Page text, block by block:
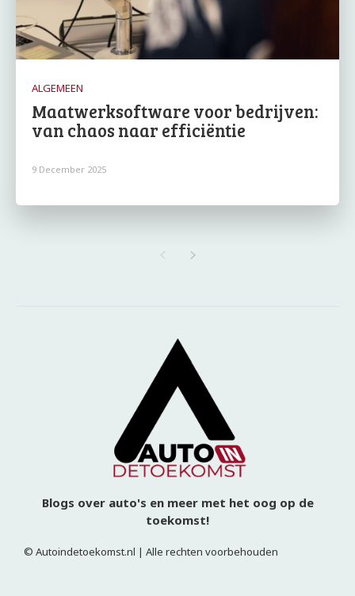
Blogs over auto's en meer met het oog op de
toekomst!
© Autoindetoekomst.nl | Alle rechten voorbehouden